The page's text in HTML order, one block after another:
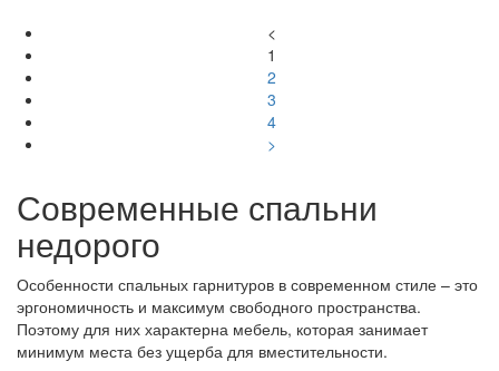
<
1
2
3
4
>
Современные спальни
недорого
Особенности спальных гарнитуров в современном стиле – это
эргономичность и максимум свободного пространства.
Поэтому для них характерна мебель, которая занимает
минимум места без ущерба для вместительности.